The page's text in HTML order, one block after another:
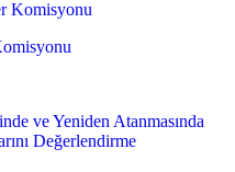
Komisyonu
ve Yeniden Atanmasında
Değerlendirme